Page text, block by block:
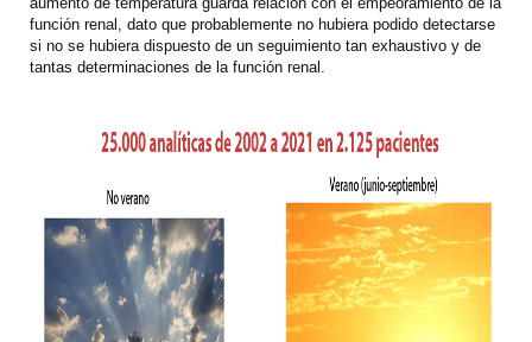
función renal, dato que probablemente no hubiera podido detectarse
si no se hubiera dispuesto de un seguimiento tan exhaustivo y de
tantas determinaciones de la función renal.